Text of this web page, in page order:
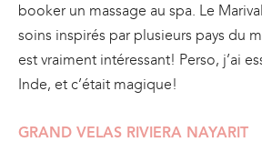
booker un massage au spa. Le
soins inspirés par plusieurs pays du
est vraiment intéressant! Perso, j’ai
Inde, et c’était magique!
GRAND VELAS RIVIERA NAYARIT